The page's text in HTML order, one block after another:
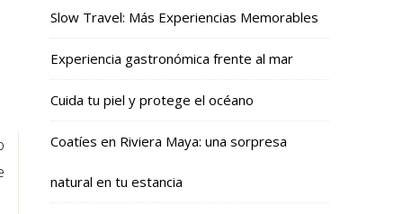
Slow Travel: Más Experiencias Memorables
Experiencia gastronómica frente al mar
Cuida tu piel y protege el océano
Coatíes en Riviera Maya: una sorpresa
natural en tu estancia